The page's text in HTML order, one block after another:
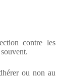
contre les
ou non au